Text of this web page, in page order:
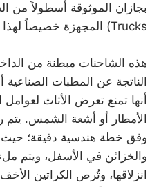
Trucks) المجهزة خصيصاً لهذا الغرض.
هذه الشاحنات مبطنة من
الناتجة عن المطبات
أنها تمنع تعرض الأثاث
الأمطار أو أشعة الشمس. يتم
وفق خطة هندسية دقيقة؛ حيث
والخزائن في الأسفل، ويتم
انزلاقها، وتُرص الكراتين